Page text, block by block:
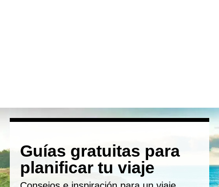
Guías gratuitas para
planificar tu viaje